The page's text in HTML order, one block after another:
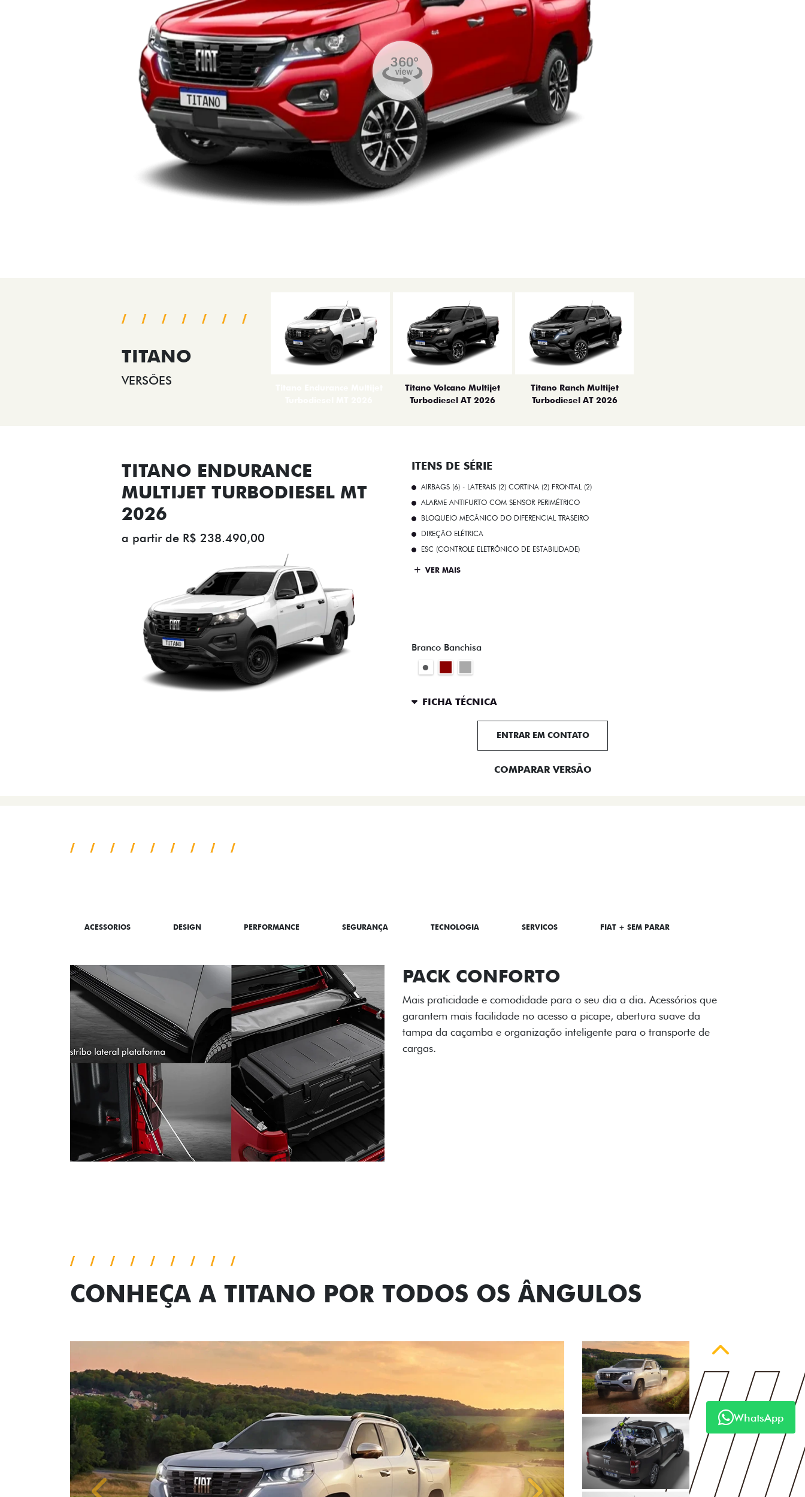
TITANO
VERSÕES
Titano Volcano Multijet
Turbodiesel AT 2026
Titano Ranch Multijet
Turbodiesel AT 2026
TITANO ENDURANCE
MULTIJET TURBODIESEL MT
2026
a partir de R$ 238.490,00
ITENS DE SÉRIE
AIRBAGS (6) - LATERAIS (2) CORTINA (2) FRONTAL (2)
ALARME ANTIFURTO COM SENSOR PERIMÉTRICO
BLOQUEIO MECÂNICO DO DIFERENCIAL TRASEIRO
DIREÇÃO ELÉTRICA
ESC (CONTROLE ELETRÔNICO DE ESTABILIDADE)
VER MAIS
Branco Banchisa
FICHA TÉCNICA
ENTRAR EM CONTATO
COMPARAR VERSÃO
ACESSORIOS DESIGN PERFORMANCE SEGURANÇA TECNOLOGIA SERVICOS FIAT + SEM PARAR
PACK OFF-ROAD
Prepare sua picape para qualquer desafio. O Pack off-road combina
engate de reboque para até 3,5 toneladas, alargadores de para-
lamas e overbumper, oferecendo mais capacidade de reboque,
proteção extra para a carroceria e um visual ainda mais imponente
CONHEÇA A TITANO POR TODOS OS ÂNGULOS
Anterior Próximo
WhatsApp